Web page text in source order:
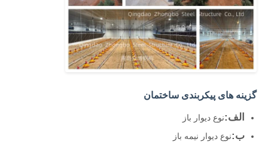
گزینه های پیکربندی ساختمان
الف:نوع دیوار باز
ب:نوع دیوار نیمه باز